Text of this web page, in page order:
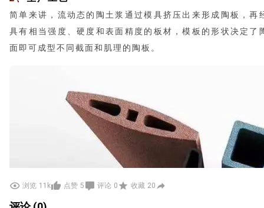
简单来讲，流动态的陶土浆通过模具挤压出来形成陶板，再
具有相当强度、硬度和表面精度的板材，模板的形状决定了
面即可成型不同截面和肌理的陶板。
浏览 11k 点赞 5 评论 0 收藏 20